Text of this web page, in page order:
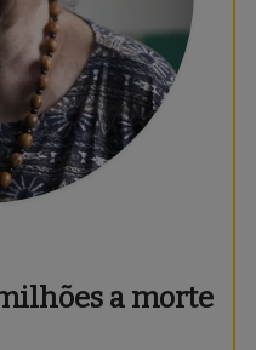
a morte